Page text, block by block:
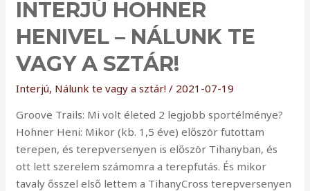
INTERJÚ HOHNER
HENIVEL – NÁLUNK TE
VAGY A SZTÁR!
Interjú, Nálunk te vagy a sztár! / 2021-07-19
Groove Trails: Mi volt életed 2 legjobb sportélménye?
Hohner Heni: Mikor (kb. 1,5 éve) először futottam
terepen, és terepversenyen is először Tihanyban, és
ott lett szerelem számomra a terepfutás. És mikor
tavaly ősszel első lettem a TihanyCross terepversenyen